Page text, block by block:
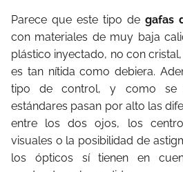
Parece que este tipo de gafas
con materiales de muy baja
plástico inyectado, no con
es tan nítida como debiera.
tipo de control, y como se
estándares pasan por alto las
entre los dos ojos, los
visuales o la posibilidad de
los ópticos sí tienen en